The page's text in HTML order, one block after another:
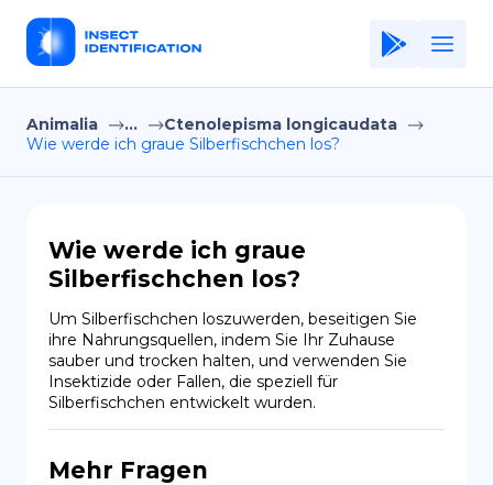
Home
Application
Terms of Use
Privacy Policy
DE
EN
Copiright © Niro ID
Animalia ...
Ctenolepisma longicaudata
Wie werde ich graue Silberfischchen los?
Wie werde ich graue
Silberfischchen los?
Um Silberfischchen loszuwerden, beseitigen Sie
ihre Nahrungsquellen, indem Sie Ihr Zuhause
sauber und trocken halten, und verwenden Sie
Insektizide oder Fallen, die speziell für
Silberfischchen entwickelt wurden.
Mehr Fragen